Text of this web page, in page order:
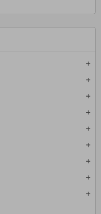
add
add
add
add
add
add
add
add
add